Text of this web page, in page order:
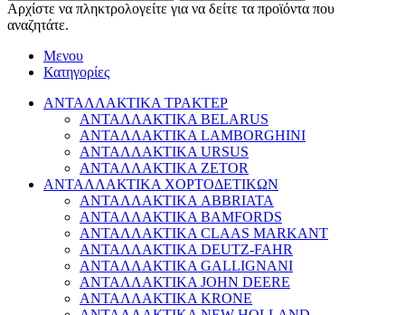
Αρχίστε να πληκτρολογείτε για να δείτε τα προϊόντα που
αναζητάτε.
Μενου
Κατηγορίες
ΑΝΤΑΛΛΑΚΤΙΚΑ ΤΡΑΚΤΕΡ
ΑΝΤΑΛΛΑΚΤΙΚΑ BELARUS
ΑΝΤΑΛΛΑΚΤΙΚΑ LAMBORGHINI
ΑΝΤΑΛΛΑΚΤΙΚΑ URSUS
ΑΝΤΑΛΛΑΚΤΙΚΑ ZETOR
ΑΝΤΑΛΛΑΚΤΙΚΑ ΧΟΡΤΟΔΕΤΙΚΩΝ
ΑΝΤΑΛΛΑΚΤΙΚΑ ABBRIATA
ΑΝΤΑΛΛΑΚΤΙΚΑ BAMFORDS
ΑΝΤΑΛΛΑΚΤΙΚΑ CLAAS MARKANT
ΑΝΤΑΛΛΑΚΤΙΚΑ DEUTZ-FAHR
ΑΝΤΑΛΛΑΚΤΙΚΑ GALLIGNANI
ΑΝΤΑΛΛΑΚΤΙΚΑ JOHN DEERE
ΑΝΤΑΛΛΑΚΤΙΚΑ KRONE